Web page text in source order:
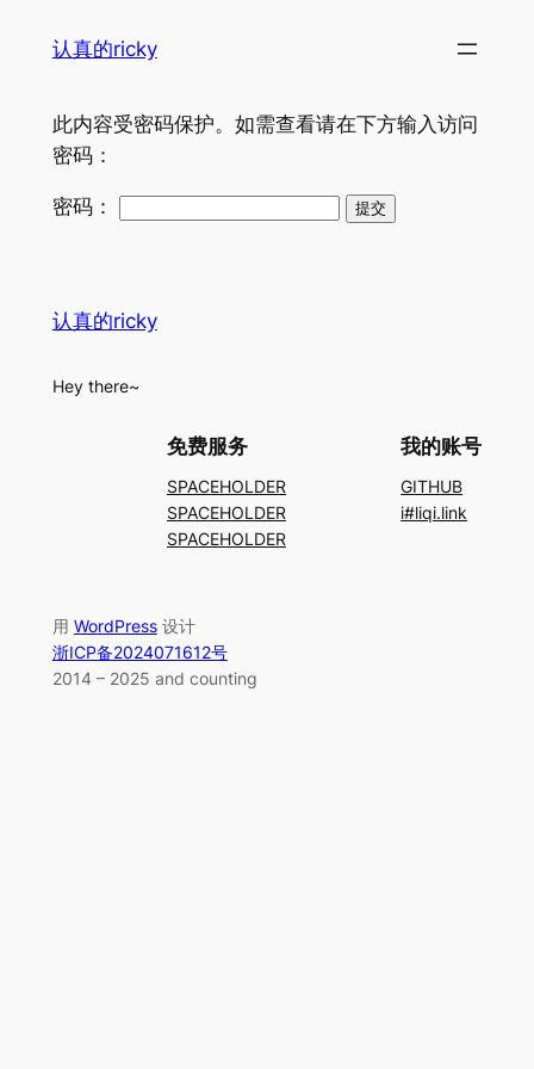
认真的ricky
此内容受密码保护。如需查看请在下方输入访问
密码：
密码：
认真的ricky
Hey there~
免费服务
SPACEHOLDER
SPACEHOLDER
SPACEHOLDER
我的账号
GITHUB
i#liqi.link
用 WordPress设计
浙ICP备2024071612号
2014 – 2025 and counting